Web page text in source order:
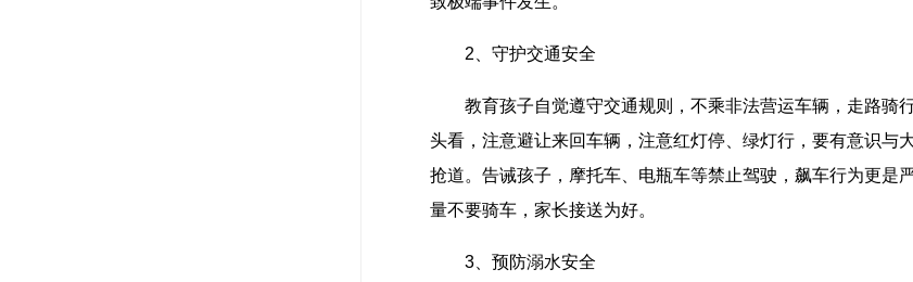
2、守护交通安全
教育孩子自觉遵守交通规则，不乘非法营运车辆，走路骑
头看，注意避让来回车辆，注意红灯停、绿灯行，要有意识与
抢道。告诫孩子，摩托车、电瓶车等禁止驾驶，飙车行为更是
量不要骑车，家长接送为好。
3、预防溺水安全